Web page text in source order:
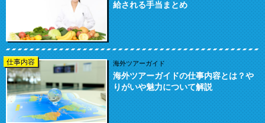
給される手当まとめ
仕事内容 海外ツアーガイド
海外ツアーガイドの仕事内容とは？や
りがいや魅力について解説